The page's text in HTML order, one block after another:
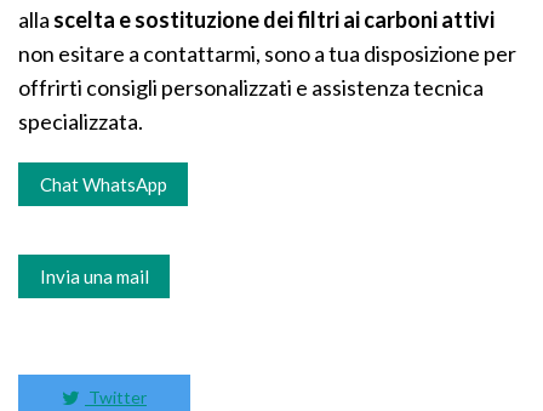
alla scelta e sostituzione dei filtri ai carboni attivi
non esitare a contattarmi, sono a tua disposizione per
offrirti consigli personalizzati e assistenza tecnica
specializzata.
Chat WhatsApp
Invia una mail
Twitter